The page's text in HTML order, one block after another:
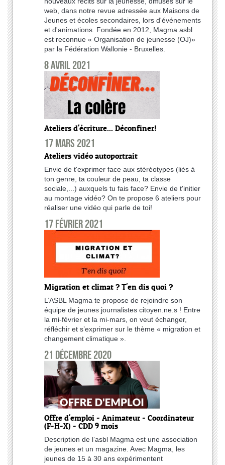
web, dans notre revue adressée aux Maisons de
Jeunes et écoles secondaires, lors d'événements
et d'animations. Fondée en 2012, Magma asbl
est reconnue « Organisation de jeunesse (OJ)»
par la Fédération Wallonie - Bruxelles.
8 avril 2021
Ateliers d'écriture... Déconfiner!
17 mars 2021
Ateliers vidéo autoportrait
Envie de t'exprimer face aux stéréotypes (liés à
ton genre, ta couleur de peau, ta classe
sociale,...) auxquels tu fais face? Envie de t'initier
au montage vidéo? On te propose 6 ateliers pour
réaliser une vidéo qui parle de toi!
17 février 2021
Migration et climat ? T'en dis quoi ?
L’ASBL Magma te propose de rejoindre son
équipe de jeunes journalistes citoyen.ne.s ! Entre
la mi-février et la mi-mars, on veut échanger,
réfléchir et s’exprimer sur le thème « migration et
changement climatique ».
21 décembre 2020
Offre d'emploi - Animateur - Coordinateur
(F-H-X) - CDD 9 mois
Description de l’asbl Magma est une association
de jeunes et un magazine. Avec Magma, les
jeunes de 15 à 30 ans expérimentent